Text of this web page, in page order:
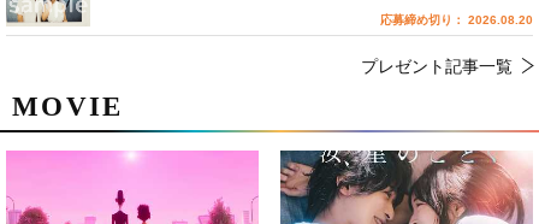
MOVIE
応募締め切り： 2026.08.20
プレゼント記事一覧